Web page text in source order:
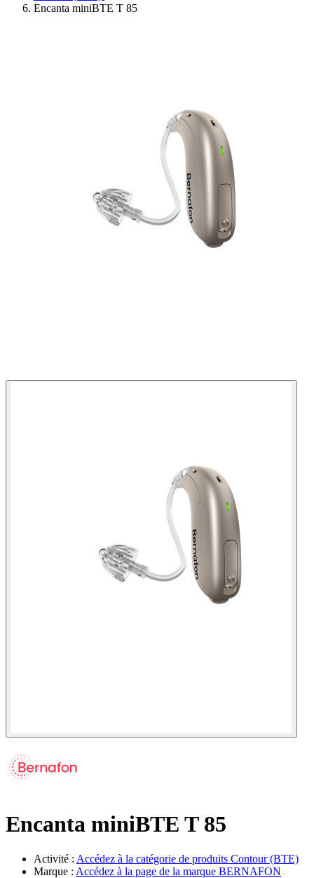
Encanta miniBTE T 85
Encanta miniBTE T 85
Activité : Accédez à la catégorie de produits Contour (BTE)
Marque : Accédez à la page de la marque BERNAFON